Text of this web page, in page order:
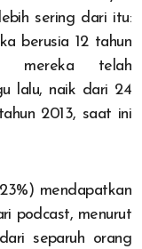
sering dari itu:
berusia 12 tahun
mereka telah
lalu, naik dari 24
2013, saat ini
mendapatkan
podcast, menurut
separuh orang